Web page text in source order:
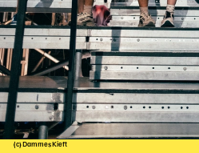
(c) Dammes Kieft